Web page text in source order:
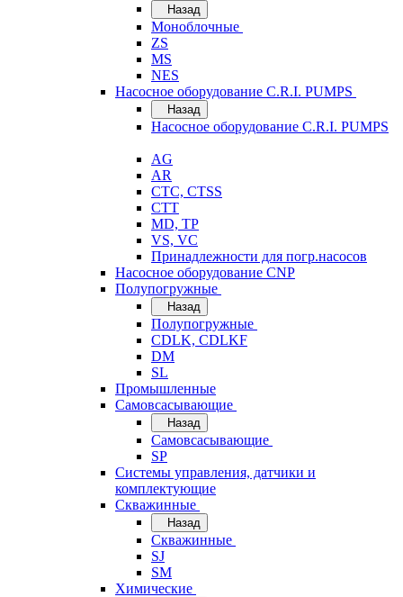
Назад
Моноблочные
ZS
MS
NES
Насосное оборудование C.R.I. PUMPS
Назад
Насосное оборудование C.R.I. PUMPS
AG
AR
CTC, CTSS
CTT
MD, TP
VS, VC
Принадлежности для погр.насосов
Насосное оборудование CNP
Полупогружные
Назад
Полупогружные
CDLK, CDLKF
DM
SL
Промышленные
Самовсасывающие
Назад
Самовсасывающие
SP
Системы управления, датчики и
комплектующие
Скважинные
Назад
Скважинные
SJ
SM
Химические